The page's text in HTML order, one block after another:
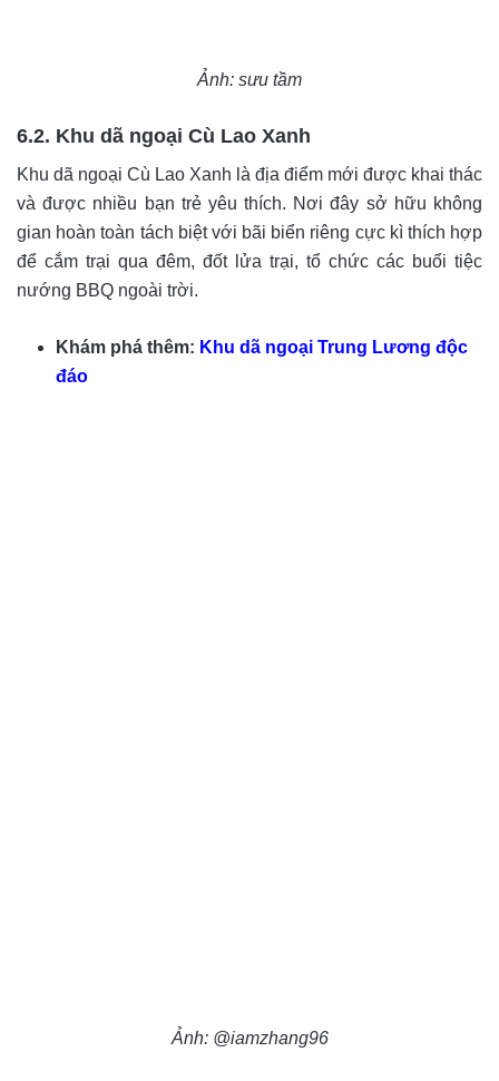
Ảnh: sưu tầm
6.2. Khu dã ngoại Cù Lao Xanh
Khu dã ngoại Cù Lao Xanh là địa điểm mới được khai thác
và được nhiều bạn trẻ yêu thích. Nơi đây sở hữu không
gian hoàn toàn tách biệt với bãi biển riêng cực kì thích hợp
để cắm trại qua đêm, đốt lửa trại, tổ chức các buổi tiệc
nướng BBQ ngoài trời.
Khám phá thêm: Khu dã ngoại Trung Lương độc
đáo
Ảnh: @iamzhang96